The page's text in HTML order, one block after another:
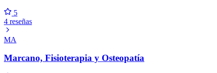
5
4 reseñas
MA
Marcano, Fisioterapia y Osteopatía